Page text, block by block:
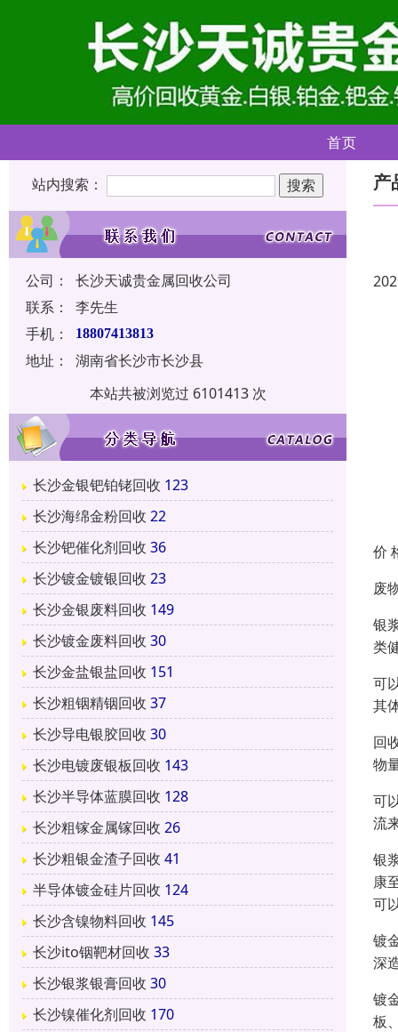
首页
站内搜索：
公司：
长沙天诚贵金属回收公司
联系：
李先生
手机：
18807413813
地址：
湖南省长沙市长沙县
本站共被浏览过 6101413 次
长沙金银钯铂铑回收 123
长沙海绵金粉回收 22
长沙钯催化剂回收 36
长沙镀金镀银回收 23
长沙金银废料回收 149
长沙镀金废料回收 30
长沙金盐银盐回收 151
长沙粗铟精铟回收 37
长沙导电银胶回收 30
长沙电镀废银板回收 143
长沙半导体蓝膜回收 128
长沙粗镓金属镓回收 26
长沙粗银金渣子回收 41
半导体镀金硅片回收 124
长沙含镍物料回收 145
长沙ito铟靶材回收 33
长沙银浆银膏回收 30
长沙镍催化剂回收 170
产
价
废
银
类
可
其
回
物
可
流
银
康
可
镀
深
镀
板